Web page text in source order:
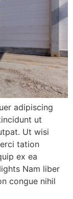
adipiscing
ut
Ut wisi
tation
ex ea
Nam liber
congue nihil